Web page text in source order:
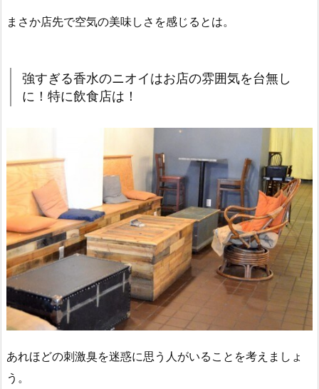
まさか店先で空気の美味しさを感じるとは。
強すぎる香水のニオイはお店の雰囲気を台無し
に！特に飲食店は！
あれほどの刺激臭を迷惑に思う人がいることを考えましょ
う。